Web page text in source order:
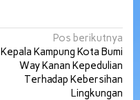
Pos berikutnya
Kepala Kampung Kota Bumi
Way Kanan Kepedulian
Terhadap Kebersihan
Lingkungan